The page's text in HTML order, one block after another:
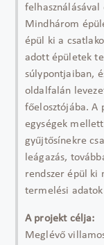
felhasználásával
Mindhárom
épül ki a
adott épületek
súlypontjaiban,
oldalfalán
főelosztójába. A
egységek
gyűjtősínekre
leágazás,
rendszer épül ki
termelési
A projekt célja:
Meglévő